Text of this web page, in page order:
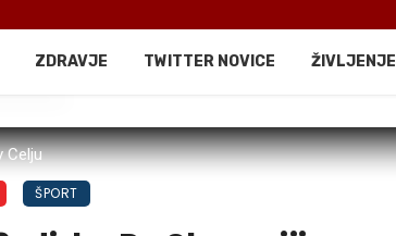
ZDRAVJE TWITTER NOVICE ŽIVLJENJE
Celju
ŠPORT